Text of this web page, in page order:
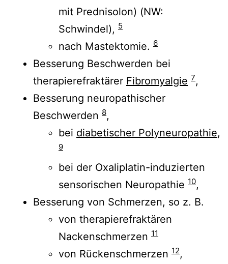
mit Prednisolon) (NW:
Schwindel), 5
nach Mastektomie. 6
Besserung Beschwerden bei
therapierefraktärer Fibromyalgie 7,
Besserung neuropathischer
Beschwerden 8,
bei diabetischer Polyneuropathie,
9
bei der Oxaliplatin-induzierten
sensorischen Neuropathie 10,
Besserung von Schmerzen, so z. B.
von therapierefraktären
Nackenschmerzen 11
von Rückenschmerzen 12,